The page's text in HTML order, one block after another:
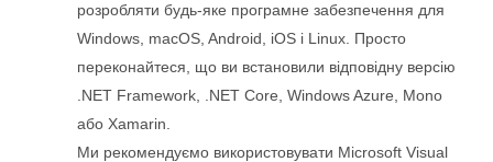
розробляти будь-яке програмне забезпечення для
Windows, macOS, Android, iOS і Linux. Просто
переконайтеся, що ви встановили відповідну версію
.NET Framework, .NET Core, Windows Azure, Mono
або Xamarin.
Ми рекомендуємо використовувати Microsoft Visual